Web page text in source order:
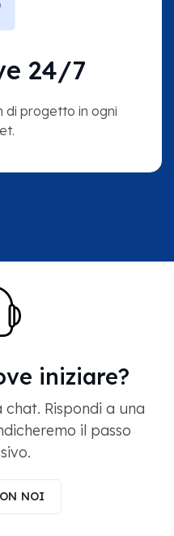
24/7
di progetto in ogni
iniziare?
Rispondi a una
il passo
NOI